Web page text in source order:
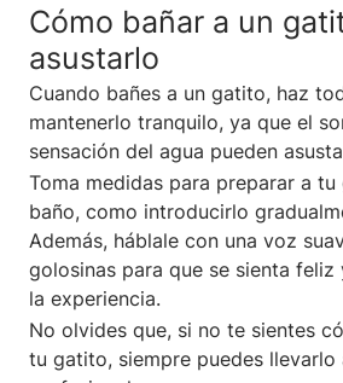
Cómo bañar a un
asustarlo
Cuando bañes a un gatito, haz
mantenerlo tranquilo, ya que el
sensación del agua pueden
Toma medidas para preparar a
baño, como introducirlo
Además, háblale con una voz
golosinas para que se sienta
la experiencia.
No olvides que, si no te sientes
tu gatito, siempre puedes llevarlo